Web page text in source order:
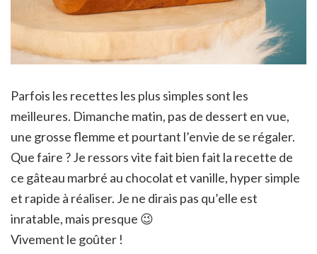
Parfois les recettes les plus simples sont les
meilleures. Dimanche matin, pas de dessert en vue,
une grosse flemme et pourtant l’envie de se régaler.
Que faire ? Je ressors vite fait bien fait la recette de
ce gâteau marbré au chocolat et vanille, hyper simple
et rapide à réaliser. Je ne dirais pas qu’elle est
inratable, mais presque 😉
Vivement le goûter !